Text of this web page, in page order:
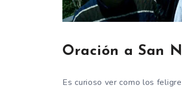
Oración a San
Es curioso ver como los